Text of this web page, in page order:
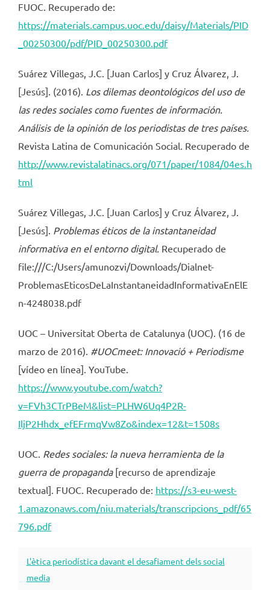
FUOC. Recuperado de:
https://materials.campus.uoc.edu/daisy/Materials/PID
_00250300/pdf/PID_00250300.pdf
Suárez Villegas, J.C. [Juan Carlos] y Cruz Álvarez, J.
[Jesús]. (2016). Los dilemas deontológicos del uso de
las redes sociales como fuentes de información.
Análisis de la opinión de los periodistas de tres países.
Revista Latina de Comunicación Social. Recuperado de
http://www.revistalatinacs.org/071/paper/1084/04es.h
tml
Suárez Villegas, J.C. [Juan Carlos] y Cruz Álvarez, J.
[Jesús]. Problemas éticos de la instantaneidad
informativa en el entorno digital. Recuperado de
file:///C:/Users/amunozvi/Downloads/Dialnet-
ProblemasEticosDeLaInstantaneidadInformativaEnElE
n-4248038.pdf
UOC – Universitat Oberta de Catalunya (UOC). (16 de
marzo de 2016). #UOCmeet: Innovació + Periodisme
[vídeo en línea]. YouTube.
https://www.youtube.com/watch?
v=FVh3CTrPBeM&list=PLHW6Uq4P2R-
IljP2Hhdx_efEFrmqVw8Zo&index=12&t=1508s
UOC. Redes sociales: la nueva herramienta de la
guerra de propaganda[recurso de aprendizaje
textual]. FUOC. Recuperado de: https://s3-eu-west-
1.amazonaws.com/niu.materials/transcripcions_pdf/65
796.pdf
L'ètica periodística davant el desafiament dels social
media